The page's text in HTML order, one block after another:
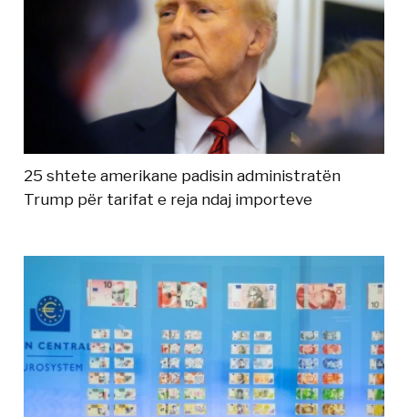
25 shtete amerikane padisin administratën
Trump për tarifat e reja ndaj importeve